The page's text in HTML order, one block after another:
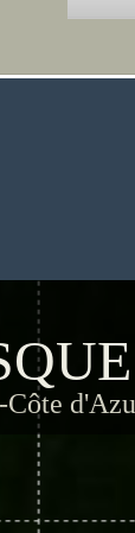
Côte